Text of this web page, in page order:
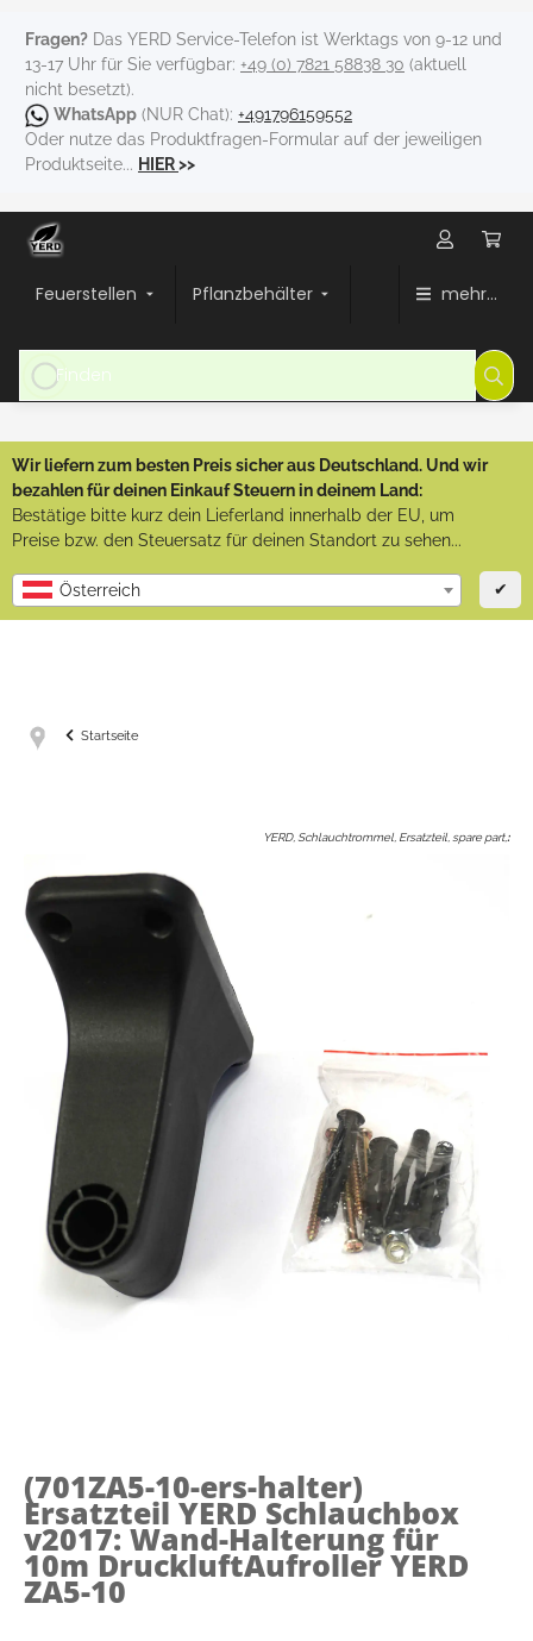
Fragen? Das YERD Service-Telefon ist Werktags von 9-12 und
13-17 Uhr für Sie verfügbar: +49 (0) 7821 58838 30 (aktuell
nicht besetzt).
WhatsApp (NUR Chat): +491796159552
Oder nutze das Produktfragen-Formular auf der jeweiligen
Produktseite... HIER>>
Feuerstellen Pflanzbehälter mehr...
Wir liefern zum besten Preis sicher aus Deutschland. Und wir
bezahlen für deinen Einkauf Steuern in deinem Land:
Bestätige bitte kurz dein Lieferland innerhalb der EU, um
Preise bzw. den Steuersatz für deinen Standort zu sehen...
Österreich ✔
Startseite
YERD, Schlauchtrommel, Ersatzteil, spare part,:
(701ZA5-10-ers-halter)
Ersatzteil YERD Schlauchbox
v2017: Wand-Halterung für
10m DruckluftAufroller YERD
ZA5-10